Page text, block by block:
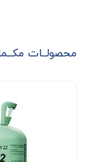
محصولــات